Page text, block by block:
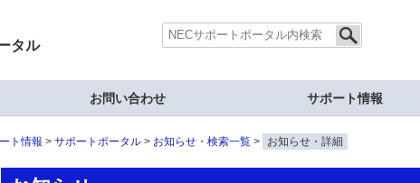
タル
お問い合わせ サポート情報
ト情報 サポートポータル お知らせ・検索一覧 お知らせ・詳細